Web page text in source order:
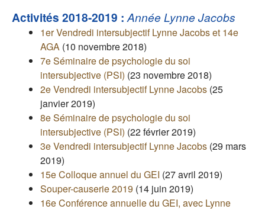
Activités 2018-2019 :Année Lynne Jacobs
1er Vendredi intersubjectif Lynne Jacobs et 14e
AGA (10 novembre 2018)
7e Séminaire de psychologie du soi
intersubjective (PSI) (23 novembre 2018)
2e Vendredi intersubjectif Lynne Jacobs (25
janvier 2019)
8e Séminaire de psychologie du soi
intersubjective (PSI) (22 février 2019)
3e Vendredi intersubjectif Lynne Jacobs (29 mars
2019)
15e Colloque annuel du GEI (27 avril 2019)
Souper-causerie 2019 (14 juin 2019)
16e Conférence annuelle du GEI, avec Lynne